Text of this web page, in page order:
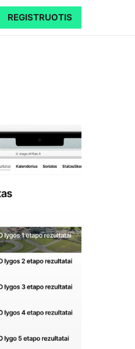
REGISTRUOTIS